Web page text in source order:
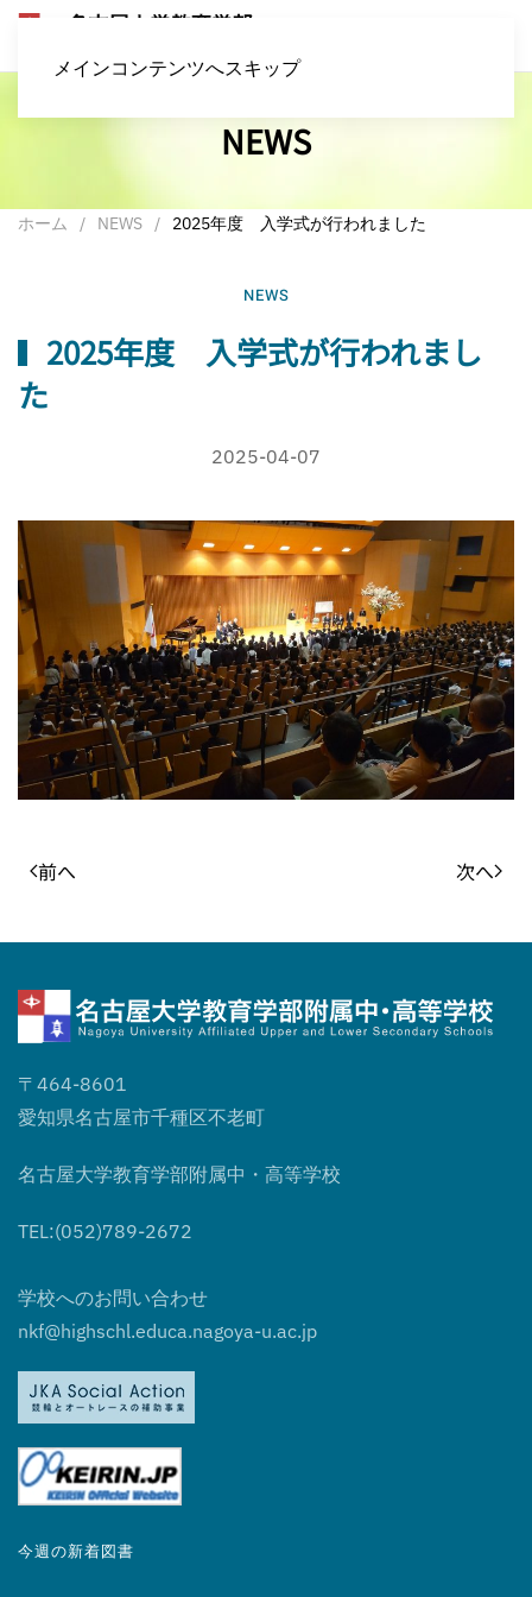
メインコンテンツへスキップ
NEWS
ホーム NEWS 2025年度 入学式が行われました
NEWS
2025年度 入学式が行われまし
た
2025-04-07
前へ 次へ
〒464-8601
愛知県名古屋市千種区不老町
名古屋大学教育学部附属中・高等学校
TEL:(052)789-2672
学校へのお問い合わせ
nkf@highschl.educa.nagoya-u.ac.jp
今週の新着図書